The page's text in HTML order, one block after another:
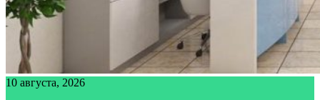
10 августа, 2026